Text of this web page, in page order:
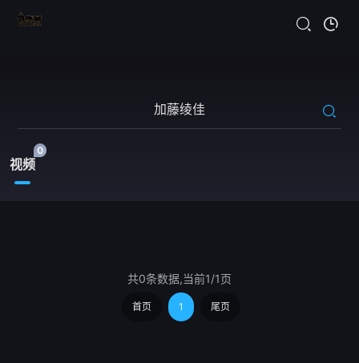
视频
0
共0条数据,当前1/1页
首页 1 尾页